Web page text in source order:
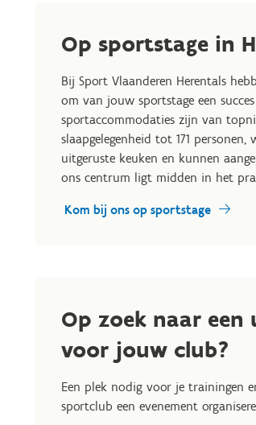
Op sportstage in
Bij Sport Vlaanderen Herentals
om van jouw sportstage een
sportaccommodaties zijn van
slaapgelegenheid tot 171 personen,
uitgeruste keuken en kunnen
ons centrum ligt midden in het
Kom bij ons op sportstage
Op zoek naar een
voor jouw club?
Een plek nodig voor je trainingen
sportclub een evenement